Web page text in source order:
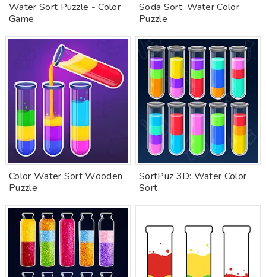
Water Sort Puzzle - Color
Game
Soda Sort: Water Color
Puzzle
Color Water Sort Wooden
Puzzle
SortPuz 3D: Water Color
Sort